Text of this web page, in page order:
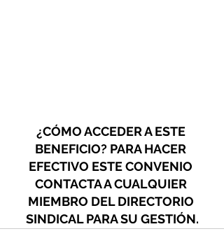
¿CÓMO ACCEDER A ESTE
BENEFICIO? PARA HACER
EFECTIVO ESTE CONVENIO
CONTACTA A CUALQUIER
MIEMBRO DEL DIRECTORIO
SINDICAL PARA SU GESTIÓN.